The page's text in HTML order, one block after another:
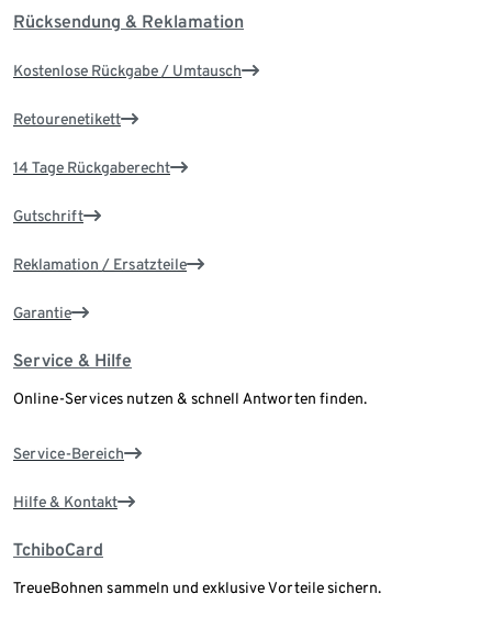
Rücksendung & Reklamation
Kostenlose Rückgabe / Umtausch
Retourenetikett
14 Tage Rückgaberecht
Gutschrift
Reklamation / Ersatzteile
Garantie
Service & Hilfe
Online-Services nutzen & schnell Antworten finden.
Service-Bereich
Hilfe & Kontakt
TchiboCard
TreueBohnen sammeln und exklusive Vorteile sichern.